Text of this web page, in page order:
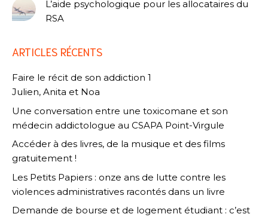
L’aide psychologique pour les allocataires du
RSA
ARTICLES RÉCENTS
Faire le récit de son addiction 1
Julien, Anita et Noa
Une conversation entre une toxicomane et son
médecin addictologue au CSAPA Point-Virgule
Accéder à des livres, de la musique et des films
gratuitement !
Les Petits Papiers : onze ans de lutte contre les
violences administratives racontés dans un livre
Demande de bourse et de logement étudiant : c’est